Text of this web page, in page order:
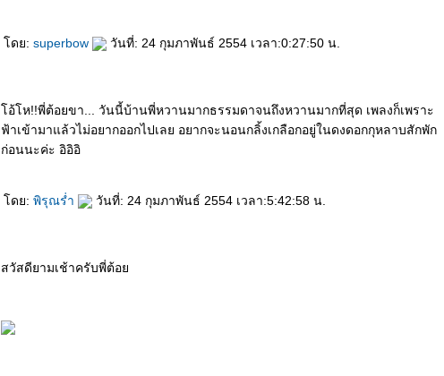
ดย: superbow วันที่: 24 กุมภาพันธ์ 2554 เวลา:0:27:50 น.
อ้โห!!พี่ต้อยขา... วันนี้บ้านพี่หวานมากธรรมดาจนถึงหวานมากที่สุด เพลงก็เพราะ
ฟ้าเข้ามาแล้วไม่อยากออกไปเลย อยากจะนอนกลิ้งเกลือกอยู่ในดงดอกกุหลาบสักพัก
ก่อนนะค่ะ อิอิอิ
ดย: พิรุณร่ำ วันที่: 24 กุมภาพันธ์ 2554 เวลา:5:42:58 น.
สวัสดียามเช้าครับพี่ต้อ